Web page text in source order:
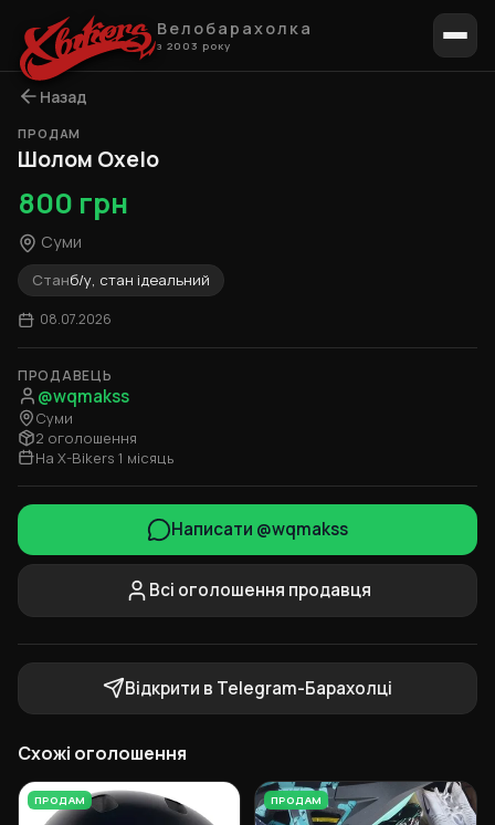
Велобарахолка
з 2003 року
Назад
ПРОДАМ
Шолом Oxelo
800 грн
Суми
Станб/у, стан ідеальний
08.07.2026
ПРОДАВЕЦЬ
@wqmakss
Суми
2 оголошення
На X-Bikers 1 місяць
Написати @wqmakss
Всі оголошення продавця
Відкрити в Telegram-Барахолці
Схожі оголошення
ПРОДАМ ПРОДАМ